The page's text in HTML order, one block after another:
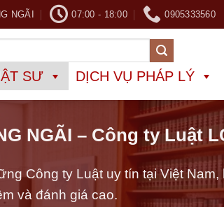
NGÃI 07:00 - 18:00 0905333560
SƯ DỊCH VỤ PHÁP LÝ
NGÃI – Công ty Luật
Công ty Luật uy tín tại Việt
và đánh giá cao.